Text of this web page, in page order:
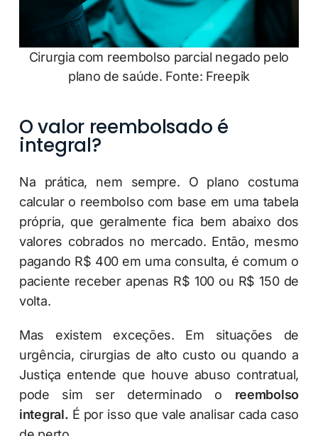
Cirurgia com reembolso parcial negado pelo
plano de saúde. Fonte: Freepik
O valor reembolsado é
integral?
Na prática, nem sempre. O plano costuma
calcular o reembolso com base em uma tabela
própria, que geralmente fica bem abaixo dos
valores cobrados no mercado. Então, mesmo
pagando R$ 400 em uma consulta, é comum o
paciente receber apenas R$ 100 ou R$ 150 de
volta.
Mas existem exceções. Em situações de
urgência, cirurgias de alto custo ou quando a
Justiça entende que houve abuso contratual,
pode sim ser determinado o reembolso
integral. É por isso que vale analisar cada caso